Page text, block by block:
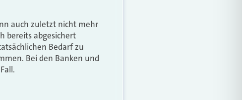
auch zuletzt nicht mehr
bereits abgesichert
Bedarf zu
Bei den Banken und